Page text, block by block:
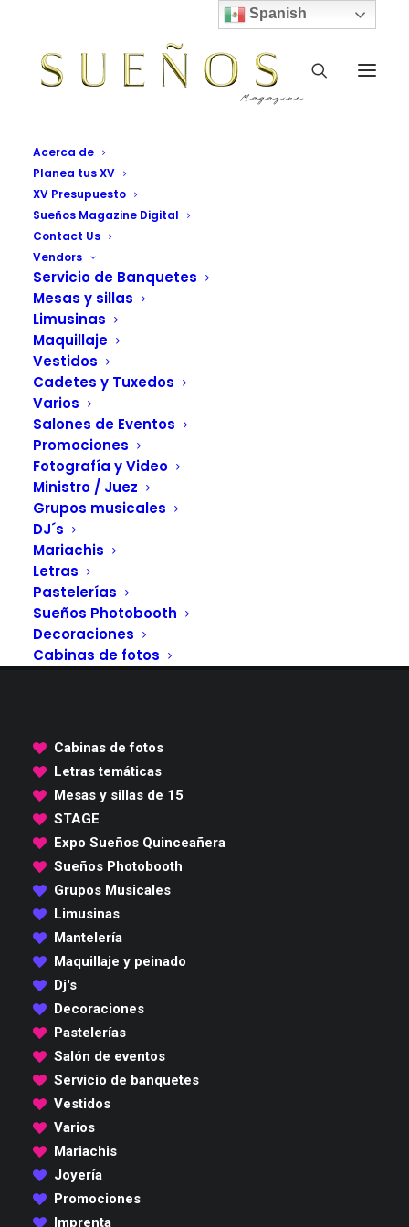
Acerca de
Planea tus XV
XV Presupuesto
Sueños Magazine Digital
Contact Us
Vendors
Servicio de Banquetes
Mesas y sillas
Limusinas
Maquillaje
Vestidos
Cadetes y Tuxedos
Varios
Salones de Eventos
Promociones
Fotografía y Video
Ministro / Juez
Grupos musicales
DJ´s
Mariachis
Letras
Pastelerías
Sueños Photobooth
Decoraciones
Cabinas de fotos
Cabinas de fotos
Letras temáticas
Mesas y sillas de 15
STAGE
Expo Sueños Quinceañera
Sueños Photobooth
Grupos Musicales
Limusinas
Mantelería
Maquillaje y peinado
Dj's
Decoraciones
Pastelerías
Salón de eventos
Servicio de banquetes
Vestidos
Varios
Mariachis
Joyería
Promociones
Imprenta
Spanish